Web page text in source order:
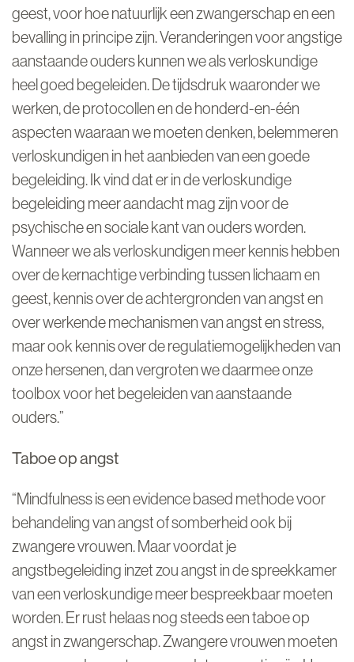
geest, voor hoe natuurlijk een zwangerschap en een
bevalling in principe zijn. Veranderingen voor angstige
aanstaande ouders kunnen we als verloskundige
heel goed begeleiden. De tijdsdruk waaronder we
werken, de protocollen en de honderd-en-één
aspecten waaraan we moeten denken, belemmeren
verloskundigen in het aanbieden van een goede
begeleiding. Ik vind dat er in de verloskundige
begeleiding meer aandacht mag zijn voor de
psychische en sociale kant van ouders worden.
Wanneer we als verloskundigen meer kennis hebben
over de kernachtige verbinding tussen lichaam en
geest, kennis over de achtergronden van angst en
over werkende mechanismen van angst en stress,
maar ook kennis over de regulatiemogelijkheden van
onze hersenen, dan vergroten we daarmee onze
toolbox voor het begeleiden van aanstaande
ouders.”
Taboe op angst
“Mindfulness is een evidence based methode voor
behandeling van angst of somberheid ook bij
zwangere vrouwen. Maar voordat je
angstbegeleiding inzet zou angst in de spreekkamer
van een verloskundige meer bespreekbaar moeten
worden. Er rust helaas nog steeds een taboe op
angst in zwangerschap. Zwangere vrouwen moeten